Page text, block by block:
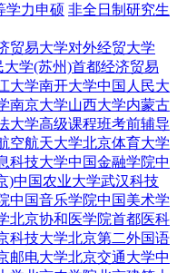
学力申硕 非全日制研究生
贸易大学对外经贸大学
大学(苏州)首都经济贸易
大学南开大学中国人民大
南京大学山西大学内蒙古
大学高级课程班考前辅导
空航天大学北京体育大学
科技大学中国金融学院中
)中国农业大学武汉科技
中国音乐学院中国美术学
北京协和医学院首都医科
科技大学北京第二外国语
邮电大学北京交通大学中